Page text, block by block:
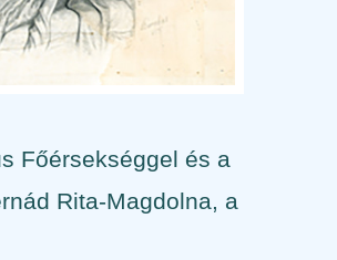
Főérsekséggel és a
Rita-Magdolna, a